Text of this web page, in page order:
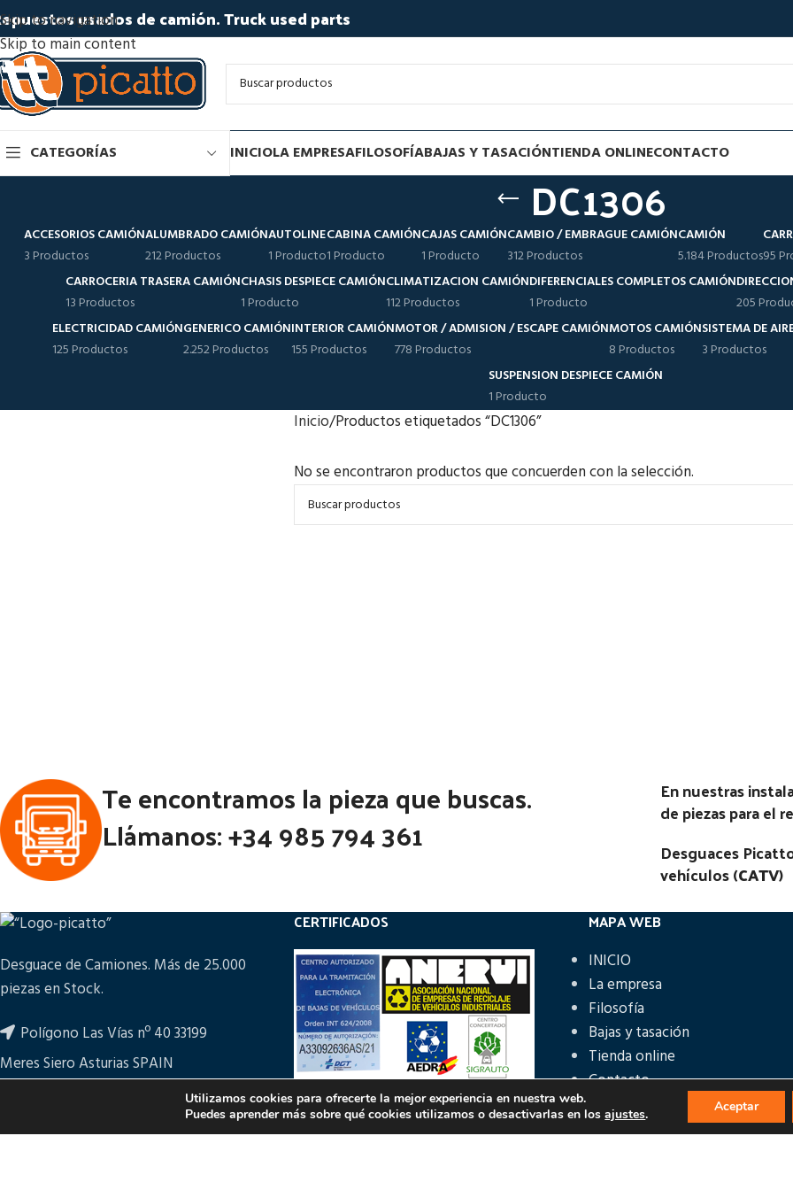
Skip to navigation
Skip to main content
usados de camión. Truck used parts
CATEGORÍAS INICIOLA EMPRESAFILOSOFÍABAJAS Y TASACIÓNTIENDA ONLINECONTACTO
DC1306
ACCESORIOS CAMIÓN
3 Productos
ALUMBRADO CAMIÓN
212 Productos
AUTOLINE
1 Producto
CABINA CAMIÓN
1 Producto
CAJAS CAMIÓN
1 Producto
CAMBIO / EMBRAGUE CAMIÓN
312 Productos
CAMIÓN
5.184 Productos95
CARROCERIA TRASERA CAMIÓN
13 Productos
CHASIS DESPIECE CAMIÓN
1 Producto
CLIMATIZACION CAMIÓN
112 Productos
DIFERENCIALES COMPLETOS CAMIÓN
1 Producto
205
ELECTRICIDAD CAMIÓN
125 Productos
GENERICO CAMIÓN
2.252 Productos
INTERIOR CAMIÓN
155 Productos
MOTOR / ADMISION / ESCAPE CAMIÓN
778 Productos
MOTOS CAMIÓN
8 Productos
SISTEMA DE
3 Productos
SUSPENSION DESPIECE CAMIÓN
1 Producto
Inicio Productos etiquetados “DC1306”
No se encontraron productos que concuerden con la selección.
Te encontramos la pieza que buscas.
Llámanos: +34 985 794 361
En nuestras
de piezas para el
Desguaces
vehículos (CATV)
Desguace de Camiones. Más de 25.000
piezas en Stock.
Polígono Las Vías nº 40 33199
Meres Siero Asturias SPAIN
CERTIFICADOS
PULSA PARA MÁS INFORMACIÓN
MAPA WEB
INICIO
La empresa
Filosofía
Bajas y tasación
Tienda online
Contacto
Utilizamos cookies para ofrecerte la mejor experiencia en nuestra web.
Puedes aprender más sobre qué cookies utilizamos o desactivarlas en losajustes. Aceptar